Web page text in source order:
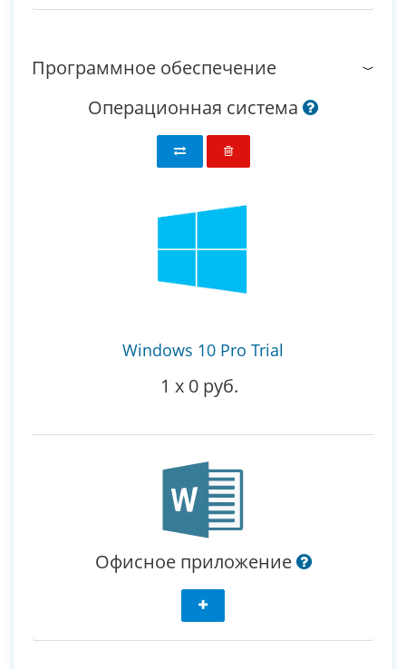
Программное обеспечение
Операционная система
Windows 10 Pro Trial
1 x 0 руб.
Офисное приложение